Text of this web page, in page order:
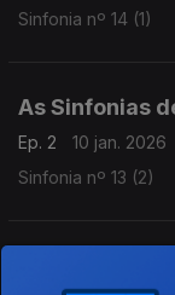
Sinfonia nº 14 (1)
As Sinfonias
Ep. 2
10 jan. 2026
Sinfonia nº 13 (2)